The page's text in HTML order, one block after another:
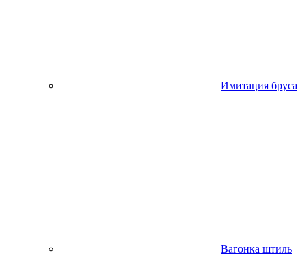
Имитация бруса
Вагонка штиль